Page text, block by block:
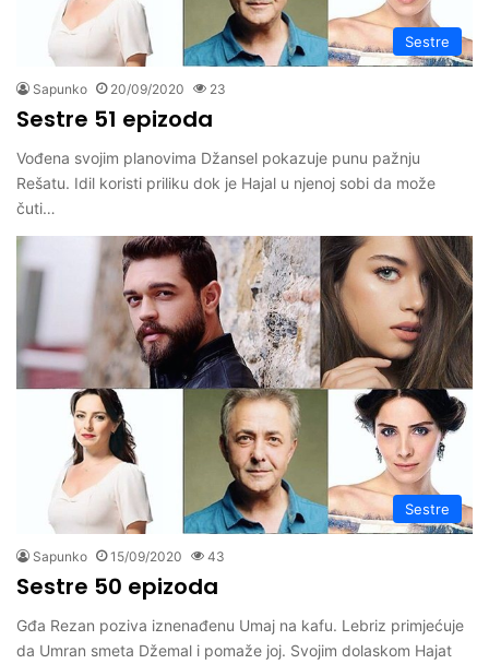
Sestre
Sapunko 20/09/2020 23
Sestre 51 epizoda
Vođena svojim planovima Džansel pokazuje punu pažnju
Rešatu. Idil koristi priliku dok je Hajal u njenoj sobi da može
čuti…
Sestre
Sapunko 15/09/2020 43
Sestre 50 epizoda
Gđa Rezan poziva iznenađenu Umaj na kafu. Lebriz primjećuje
da Umran smeta Džemal i pomaže joj. Svojim dolaskom Hajat